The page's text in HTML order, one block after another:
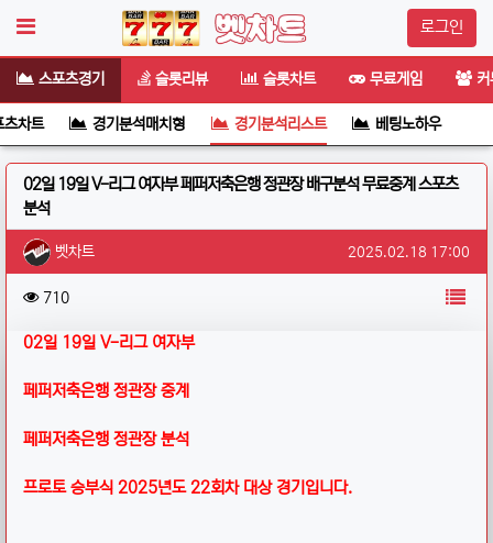
로그인
스포츠경기 슬롯리뷰 슬롯차트 무료게임
차트 경기분석매치형 경기분석리스트 베팅노하우
02일 19일 V-리그 여자부 페퍼저축은행 정관장 배구분석 무료중계 스포츠
분석
작성자 정보
벳차트 작성일
2025.02.18 17:00
컨텐츠 정보
710조회 목록
본문02일 19일 V-리그 여자부
페퍼저축은행 정관장 중계
페퍼저축은행 정관장 분석
프로토 승부식 2025년도 22회차 대상 경기입니다.